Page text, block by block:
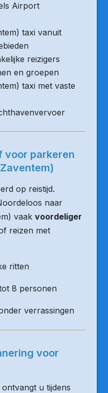
Airport
taxi vanuit
reizigers
en groepen
taxi met vaste
voor parkeren
op reistijd.
naar
vaak voordeliger
reizen met
ritten
8 personen
verrassingen
voor
u tijdens